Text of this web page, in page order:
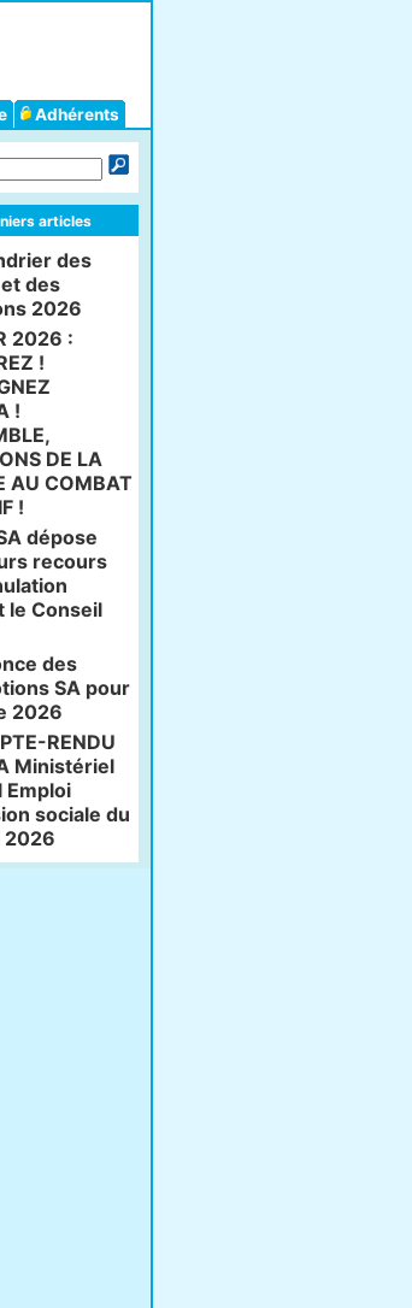
Adhérents
articles
des
des
2026
2026 :
!
!
DE LA
AU COMBAT
!
dépose
recours
le Conseil
des
SA pour
2026
RENDU
Ministériel
Emploi
sociale du
2026